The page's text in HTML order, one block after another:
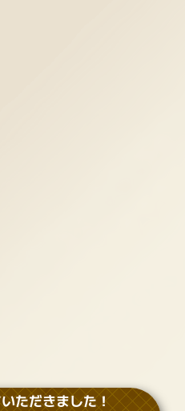
ただきました！